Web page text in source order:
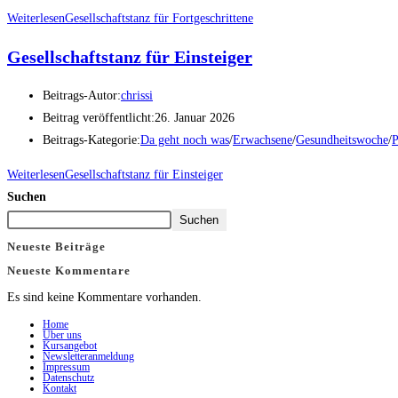
WeiterlesenGesellschaftstanz für Fortgeschrittene
Gesellschaftstanz für Einsteiger
Beitrags-Autor:chrissi
Beitrag veröffentlicht:26. Januar 2026
Beitrags-Kategorie:Da geht noch was/Erwachsene/Gesundheitswoche/
WeiterlesenGesellschaftstanz für Einsteiger
Suchen
Suchen
Neueste Beiträge
Neueste Kommentare
Es sind keine Kommentare vorhanden.
Home
Über uns
Kursangebot
Newsletteranmeldung
Impressum
Datenschutz
Kontakt